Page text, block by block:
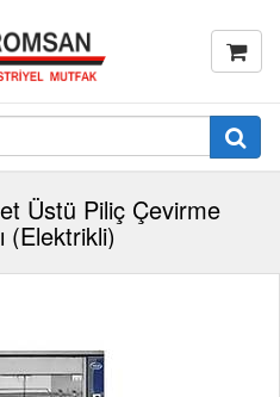
Üstü Piliç Çevirme
(Elektrikli)